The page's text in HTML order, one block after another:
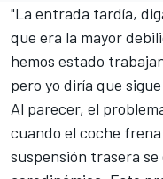
"La entrada tardía,
que era la mayor
hemos estado
pero yo diría que
Al parecer, el
cuando el coche
suspensión trasera